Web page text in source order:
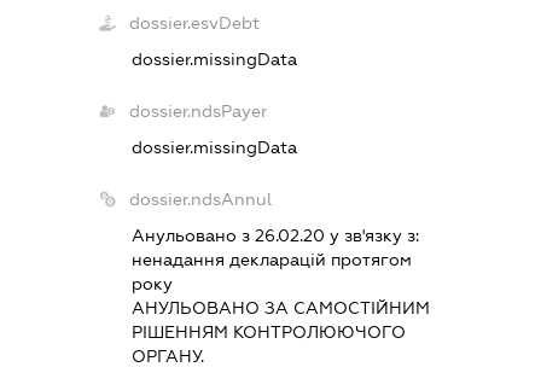
dossier.esvDebt
dossier.missingData
dossier.ndsPayer
dossier.missingData
dossier.ndsAnnul
Анульовано з 26.02.20 у зв'язку з:
ненадання декларацiй протягом
року
АНУЛЬОВАНО ЗА САМОСТIЙНИМ
РIШЕННЯМ КОНТРОЛЮЮЧОГО
ОРГАНУ.